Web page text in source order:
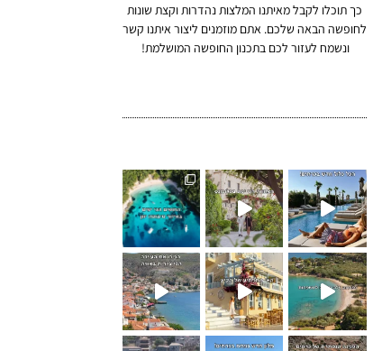
כך תוכלו לקבל מאיתנו המלצות נהדרות וקצת שונות
לחופשה הבאה שלכם. אתם מוזמנים ליצור איתנו קשר
ונשמח לעזור לכם בתכנון החופשה המושלמת!
בפלופונס - ש
החופים הכי יפים בסיבוטה יוו
רק שעתיי
⁨ בצמוד לעיירה הכי ציורית ב
העיירה הכי מיוחדת ביוון - תש